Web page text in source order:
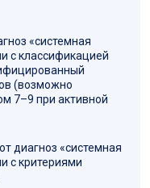
«системная
с классификацией
(возможно
7–9 при активной
диагноз «системная
с критериями